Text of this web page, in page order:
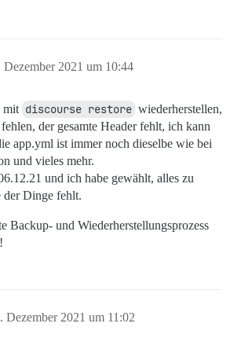
Dezember 2021 um 10:44
mit discourse restore wiederherstellen,
der gesamte Header fehlt, ich kann
app.yml ist immer noch dieselbe wie bei
und vieles mehr.
und ich habe gewählt, alles zu
der Dinge fehlt.
Backup- und Wiederherstellungsprozess
Dezember 2021 um 11:02